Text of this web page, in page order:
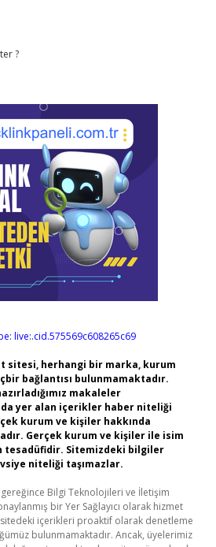
?
live:.cid.575569c608265c69
sitesi, herhangi bir marka, kurum
bağlantısı bulunmamaktadır.
makaleler
yer alan içerikler haber niteliği
kurum ve kişiler hakkında
Gerçek kurum ve kişiler ile isim
tesadüfidir. Sitemizdeki bilgiler
niteliği taşımazlar.
gereğince Bilgi Teknolojileri ve İletişim
bir Yer Sağlayıcı olarak hizmet
içerikleri proaktif olarak denetleme
bulunmamaktadır. Ancak, üyelerimiz